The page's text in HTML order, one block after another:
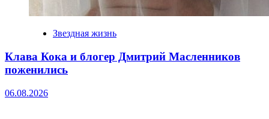
Звездная жизнь
Клава Кока и блогер Дмитрий Масленников
поженились
06.08.2026